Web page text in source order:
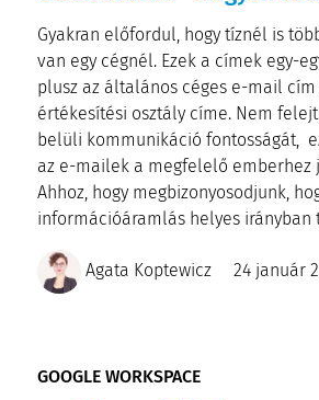
Gyakran előfordul, hogy tíznél is
van egy cégnél. Ezek a címek egy-
plusz az általános céges e-mail
értékesítési osztály címe. Nem
belüli kommunikáció fontosságát,
az e-mailek a megfelelő emberhez
Ahhoz, hogy megbizonyosodjunk,
információáramlás helyes irányban
Agata Koptewicz 24 január
GOOGLE WORKSPACE